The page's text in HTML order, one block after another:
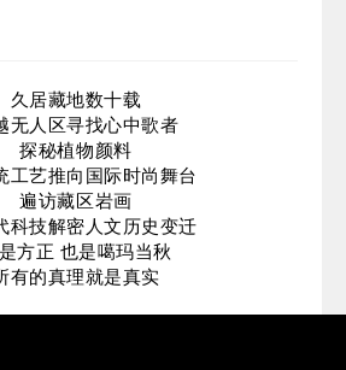
久居藏地数十载
无人区寻找心中歌者
探秘植物颜料
工艺推向国际时尚舞台
遍访藏区岩画
科技解密人文历史变迁
方正 也是噶玛当秋
有的真理就是真实